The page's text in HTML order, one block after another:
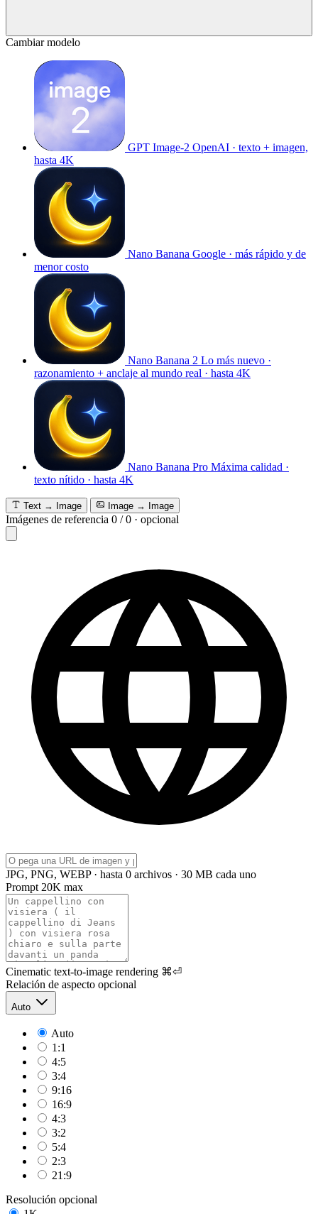
Cambiar modelo
GPT Image-2 OpenAI · texto + imagen,
hasta 4K
Nano Banana Google · más rápido y de
menor costo
Nano Banana 2 Lo más nuevo ·
razonamiento + anclaje al mundo real · hasta 4K
Nano Banana Pro Máxima calidad ·
texto nítido · hasta 4K
Text → Image Image → Image
Imágenes de referencia 0 /0 · opcional
JPG, PNG, WEBP · hasta 0 archivos · 30 MB cada uno
Prompt 20K max
Cinematic text-to-image rendering ⌘⏎
Relación de aspecto opcional
Auto
Auto
1:1
4:5
3:4
9:16
16:9
4:3
3:2
5:4
2:3
21:9
Resolución opcional